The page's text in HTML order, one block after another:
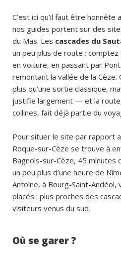
C’est ici qu’il faut être honnête
nos guides portent sur des
du Mas. Les cascades du
un peu plus de route :
en voiture, en passant par
remontant la vallée de la Cèze.
plus qu’une sortie classique,
justifie largement — et la
collines, fait déjà partie du
Pour situer le site par rapport
Roque-sur-Cèze se trouve à
Bagnols-sur-Cèze, 45 minutes
un peu plus d’une heure de
Antoine, à Bourg-Saint-
placés : plus proches des
visiteurs venus du sud.
Où se garer ?